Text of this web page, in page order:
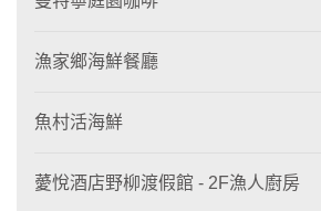
漁家鄉海鮮餐廳
魚村活海鮮
薆悅酒店野柳渡假館 - 2F漁人廚房